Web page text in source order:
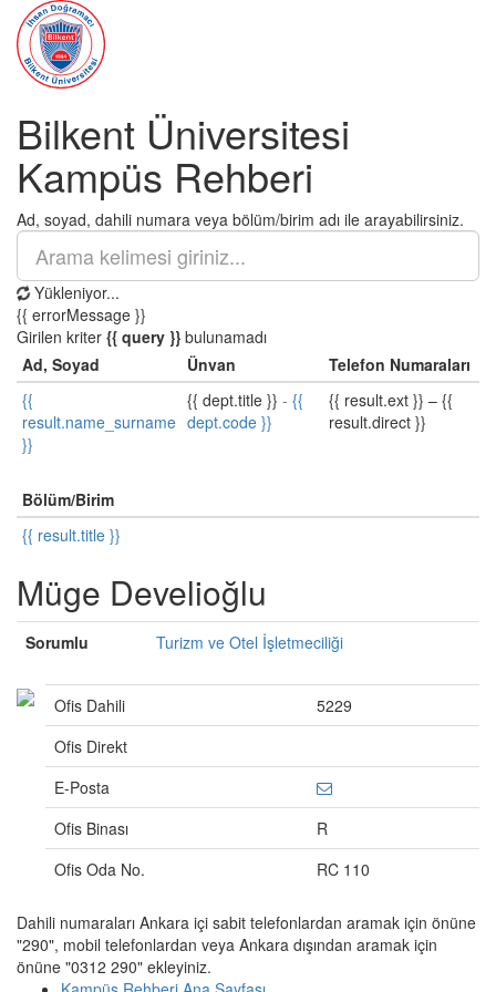
Bilkent Üniversitesi
Kampüs Rehberi
Ad, soyad, dahili numara veya bölüm/birim adı ile arayabilirsiniz.
Yükleniyor...
{{ errorMessage }}
Girilen kriter {{ query }} bulunamadı
Ad, Soyad
Ünvan
Telefon Numaraları
{{
result.name_surname
}}
{{ dept.title }} - {{
dept.code }}
{{ result.ext }} – {{
result.direct }}
Bölüm/Birim
{{ result.title }}
Müge Develioğlu
Sorumlu Turizm ve Otel İşletmeciliği
Ofis Dahili
5229
Ofis Direkt
E-Posta
Ofis Binası
R
Ofis Oda No.
RC 110
Dahili numaraları Ankara içi sabit telefonlardan aramak için önüne
"290", mobil telefonlardan veya Ankara dışından aramak için
önüne "0312 290" ekleyiniz.